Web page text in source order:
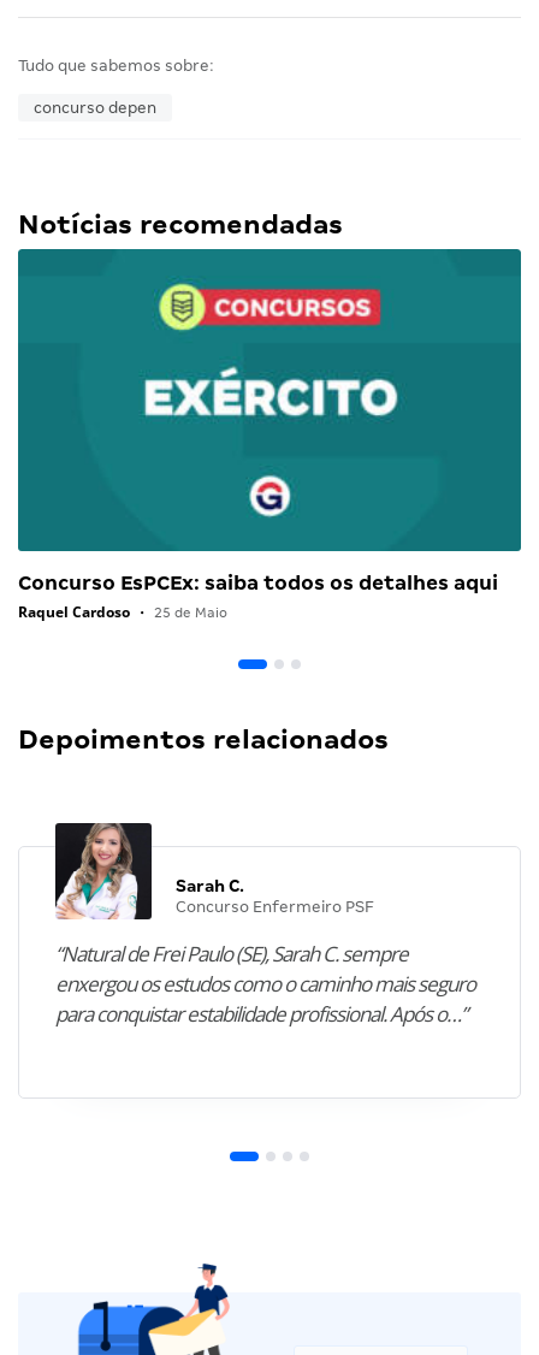
Tudo que sabemos sobre:
concurso depen
Notícias recomendadas
Concurso EsPCEx: saiba todos os detalhes aqui
Raquel Cardoso • 25 de Maio
Depoimentos relacionados
Sarah C.
Concurso Enfermeiro PSF
“Natural de Frei Paulo (SE), Sarah C. sempre
enxergou os estudos como o caminho mais seguro
para conquistar estabilidade profissional. Após o…”